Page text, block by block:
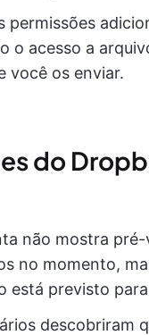
permissões
o acesso a
você os enviar.
do
não mostra pré-
no momento,
está previsto
descobriram